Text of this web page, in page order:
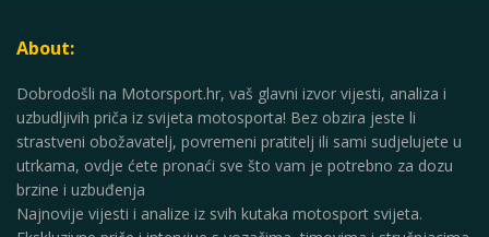
About:
Dobrodošli na Motorsport.hr, vaš glavni izvor vijesti, analiza i
uzbudljivih priča iz svijeta motosporta! Bez obzira jeste li
strastveni obožavatelj, povremeni pratitelj ili sami sudjelujete u
utrkama, ovdje ćete pronaći sve što vam je potrebno za dozu
brzine i uzbuđenja
Najnovije vijesti i analize iz svih kutaka motosport svijeta.